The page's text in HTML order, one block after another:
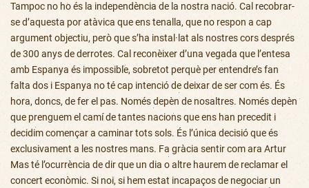
Tampoc no ho és la independència de la nostra nació. Cal recobrar-
se d’aquesta por atàvica que ens tenalla, que no respon a cap
argument objectiu, però que s’ha instal·lat als nostres cors després
de 300 anys de derrotes. Cal reconèixer d’una vegada que l’entesa
amb Espanya és impossible, sobretot perquè per entendre’s fan
falta dos i Espanya no té cap intenció de deixar de ser com és. És
hora, doncs, de fer el pas. Només depèn de nosaltres. Només depèn
que prenguem el camí de tantes nacions que ens han precedit i
decidim començar a caminar tots sols. És l’única decisió que és
exclusivament a les nostres mans. Fa gràcia sentir com ara Artur
Mas té l’ocurrència de dir que un dia o altre haurem de reclamar el
concert econòmic. Si noi, si hem estat incapaços de negociar un